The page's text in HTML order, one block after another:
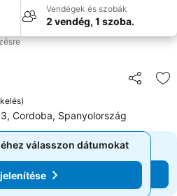
Vendégek és szobák
2 vendég, 1 szoba.
)
Cordoba, Spanyolország
válasszon dátumokat
válasszon dátumokat